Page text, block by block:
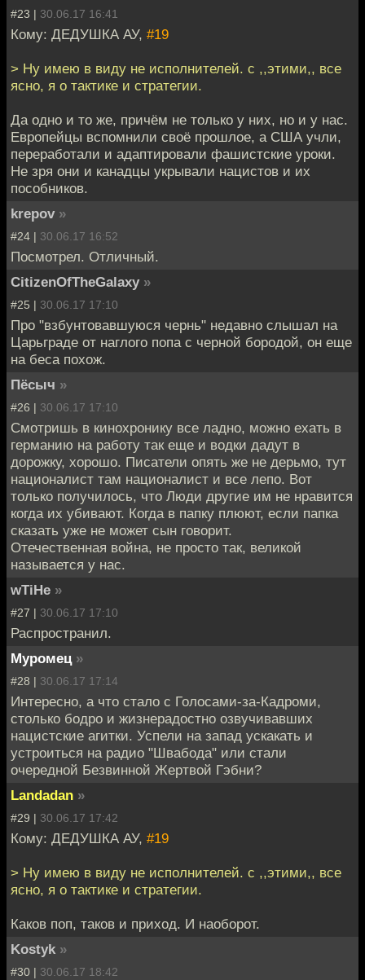
#23 | 30.06.17 16:41
Кому: ДЕДУШКА АУ, #19
> Ну имею в виду не исполнителей. с ,,этими,, все
ясно, я о тактике и стратегии.
Да одно и то же, причём не только у них, но и у нас.
Европейцы вспомнили своё прошлое, а США учли,
переработали и адаптировали фашистские уроки.
Не зря они и канадцы укрывали нацистов и их
пособников.
krepov »
#24 | 30.06.17 16:52
Посмотрел. Отличный.
CitizenOfTheGalaxy »
#25 | 30.06.17 17:10
Про "взбунтовавшуюся чернь" недавно слышал на
Царьграде от наглого попа с черной бородой, он еще
на беса похож.
Пёсыч »
#26 | 30.06.17 17:10
Смотришь в кинохронику все ладно, можно ехать в
германию на работу так еще и водки дадут в
дорожку, хорошо. Писатели опять же не дерьмо, тут
националист там националист и все лепо. Вот
только получилось, что Люди другие им не нравится
когда их убивают. Когда в папку плюют, если папка
сказать уже не может сын говорит.
Отечественная война, не просто так, великой
называется у нас.
wTiHe »
#27 | 30.06.17 17:10
Распространил.
Муромец »
#28 | 30.06.17 17:14
Интересно, а что стало с Голосами-за-Кадроми,
столько бодро и жизнерадостно озвучивавших
нацистские агитки. Успели на запад ускакать и
устроиться на радио "Швабода" или стали
очередной Безвинной Жертвой Гэбни?
Landadan »
#29 | 30.06.17 17:42
Кому: ДЕДУШКА АУ, #19
> Ну имею в виду не исполнителей. с ,,этими,, все
ясно, я о тактике и стратегии.
Каков поп, таков и приход. И наоборот.
Kostyk »
#30 | 30.06.17 18:42